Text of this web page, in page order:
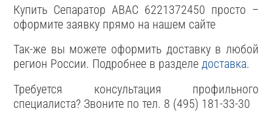
Купить Сепаратор ABAC 6221372450 просто –
оформите заявку прямо на нашем сайте
Так-же вы можете оформить доставку в любой
регион России. Подробнее в разделедоставка.
Требуется консультация профильного
специалиста? Звоните по тел. 8 (495) 181-33-30